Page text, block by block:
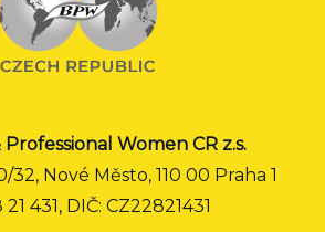
Professional Women CR z.s.
Nové Město, 110 00 Praha 1
21 431, DIČ: CZ22821431